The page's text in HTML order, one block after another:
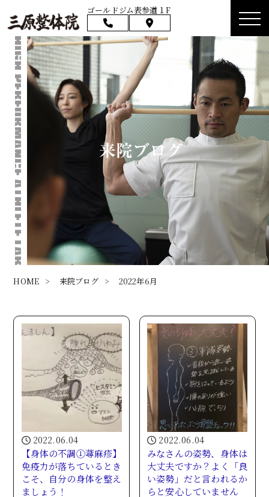
ゴールドジム表参道１F
来院ブログ
HOME > 来院ブログ > 2022年6月
2022.06.04
【身体の不調①蕁麻疹】
免疫力が落ちているとき
こそ、自分の身体を整え
ましょう！
2022.06.04
みなさんの姿勢、身体は
大丈夫ですか？よく「良
い姿勢」だと言われるか
らと安心していません